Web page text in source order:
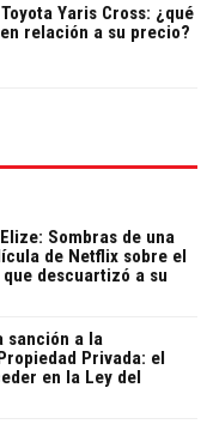
Yaris Cross: ¿qué
relación a su precio?
Sombras de una
de Netflix sobre el
descuartizó a su
sanción a la
Privada: el
en la Ley del